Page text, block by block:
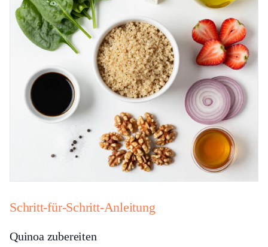
Schritt-für-Schritt-Anleitung
Quinoa zubereiten